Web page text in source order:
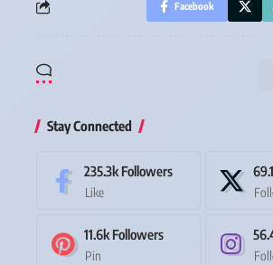
Facebook
Stay Connected
235.3k Followers
Like
11.6k Followers
Pin